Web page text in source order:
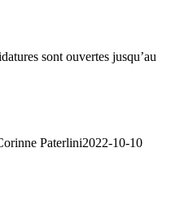
sont ouvertes jusqu’au
Paterlini2022-10-10